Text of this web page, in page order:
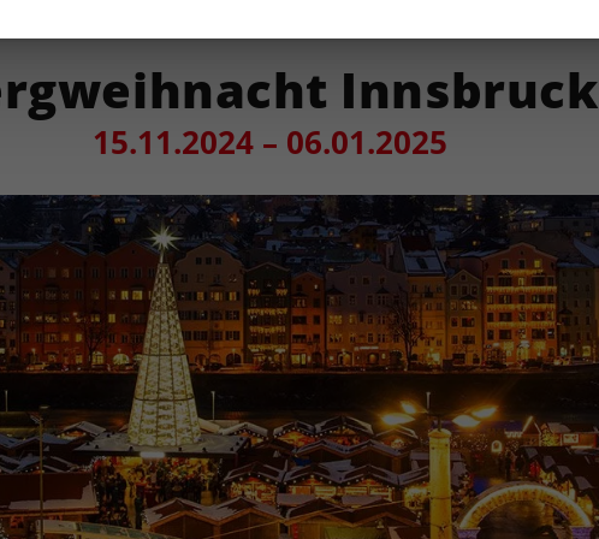
Innsbruck
15.11.2024 – 06.01.2025